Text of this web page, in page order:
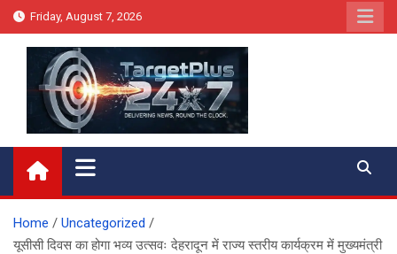
Skip
to
Friday, August 7, 2026
Target Plus 24×7
Home
Uncategorized
यूसीसी दिवस का होगा भव्य उत्सवः देहरादून में राज्य स्तरीय कार्यक्रम में मुख्यमंत्री